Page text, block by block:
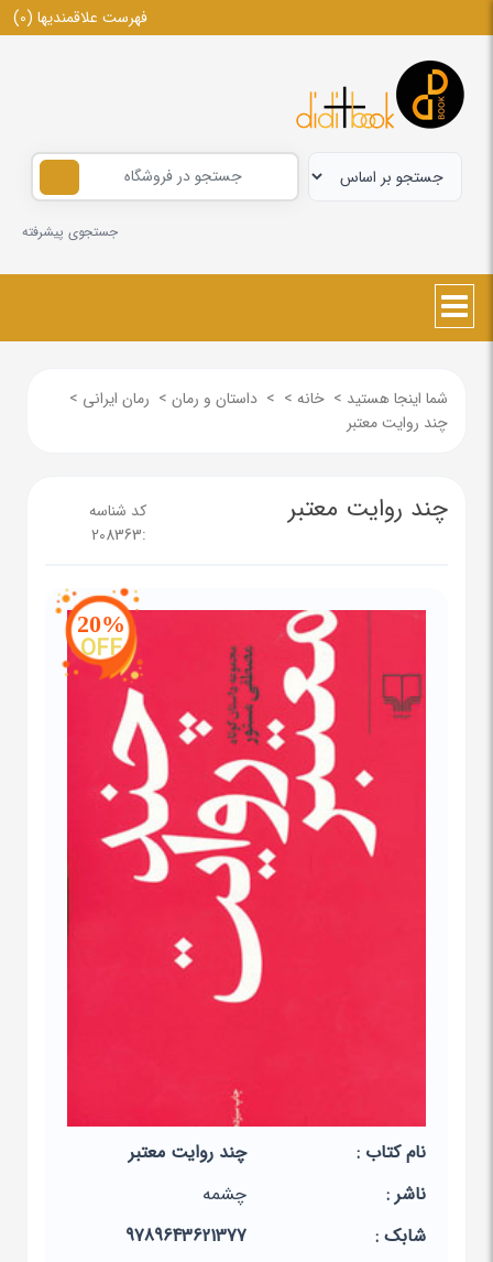
فهرست علاقمندیها (0)
جستجوی پیشرفته
شما اینجا هستید > خانه >
> داستان و رمان > رمان ایرانی >
چند روایت معتبر
چند روایت معتبر
کد شناسه
:
208363
20%
OFF
نام کتاب :
چند روایت معتبر
ناشر :
چشمه
شابک :
9789643621377